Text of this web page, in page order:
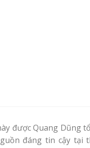
được Quang Dũng
đáng tin cậy tại